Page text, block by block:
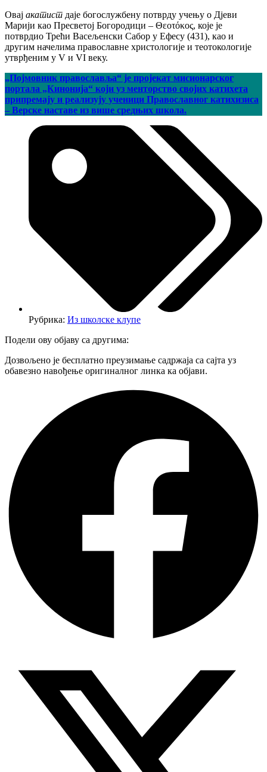
Овај акатист даје богослужбену потврду учењу о Дјеви
Марији као Пресветој Богородици – Θεοτόκος, које је
потврдио Трећи Васељенски Сабор у Ефесу (431), као и
другим начелима православне христологије и теотокологије
утврђеним у V и VI веку.
„Појмовник православља“ је пројекат мисионарског
портала „Кинонија“ који уз менторство својих катихета
припремају и реализују ученици Православног катихизиса
– Верске наставе из више средњих школа.
Рубрика: Из школске клупе
Подели ову објаву са другима:
Дозвољено је бесплатно преузимање садржаја са сајта уз
обавезно навођење оригиналног линка ка објави.